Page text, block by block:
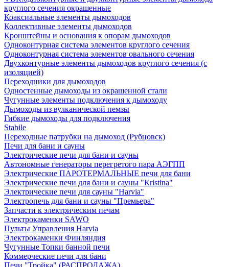
круглого сечения окрашенные
Коаксиальные элементы дымоходов
Коллективные элементы дымоходов
Кронштейны и основания к опорам дымоходов
Одноконтурная система элементов круглого сечения
Одноконтурная система элементов овального сечения
Двухконтурные элементы дымоходов круглого сечения (с
изоляцией)
Переходники для дымоходов
Одностенные дымоходы из окрашенной стали
Чугунные элементы подключения к дымоходу
Дымоходы из вулканической пемзы
Гибкие дымоходы для подключения
Stabile
Переходные патрубки на дымоход (Рубцовск)
Печи для бани и сауны
Электрические печи для бани и сауны
Автономные генераторы перегретого пара АЭГПП
Электрические ПАРОТЕРМАЛЬНЫЕ печи для бани
Электрические печи для бани и сауны "Кristina"
Электрические печи для сауны "Harvia"
Электропечь для бани и сауны "Премьера"
Запчасти к электрическим печам
Электрокаменки SAWO
Пульты Управления Harvia
Электрокаменки Финляндия
Чугунные Топки банной печи
Коммерческие печи для бани
Печи "Тройка" (РАСПРОДАЖА)